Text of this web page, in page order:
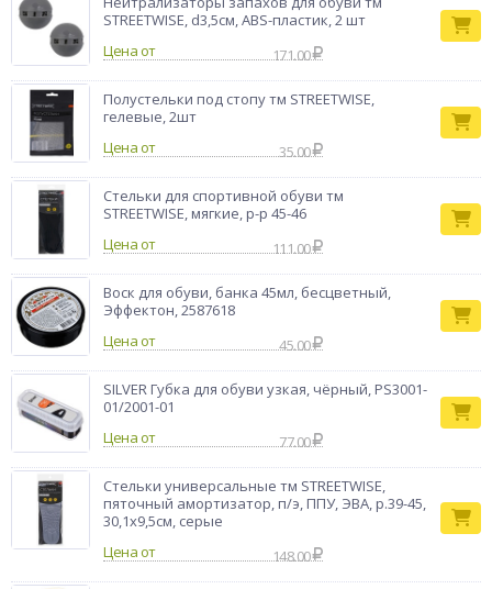
трещин. Губка содержит специальную формулу, которая
ухаживает за кожей обуви, придавая ей блеск и ухоженный
Тип товара
Губка для обуви
Бренд
EGOIST
STREETWISE, d3,5см, ABS-пластик, 2 шт
Цена от
171.00
Полустельки под стопу тм STREETWISE,
гелевые, 2шт
Цена от
35.00
Стельки для спортивной обуви тм
STREETWISE, мягкие, р-р 45-46
Цена от
111.00
Воск для обуви, банка 45мл, бесцветный,
Эффектон, 2587618
Цена от
45.00
SILVER Губка для обуви узкая, чёрный, PS3001-
01/2001-01
Цена от
77.00
Стельки универсальные тм STREETWISE,
пяточный амортизатор, п/э, ППУ, ЭВА, р.39-45,
30,1х9,5см, серые
Цена от
148.00